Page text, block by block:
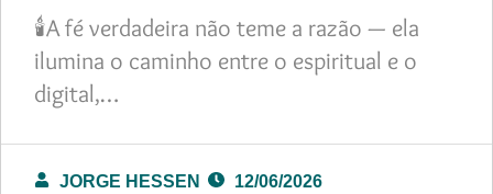
🕯️A fé verdadeira não teme a razão — ela
ilumina o caminho entre o espiritual e o
digital,…
JORGE HESSEN 12/06/2026